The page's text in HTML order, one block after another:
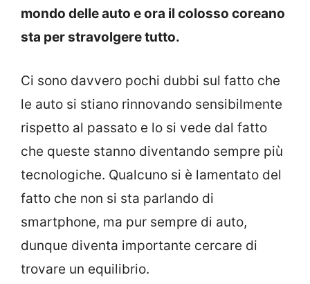
mondo delle auto e ora il colosso coreano
sta per stravolgere tutto.
Ci sono davvero pochi dubbi sul fatto che
le auto si stiano rinnovando sensibilmente
rispetto al passato e lo si vede dal fatto
che queste stanno diventando sempre più
tecnologiche. Qualcuno si è lamentato del
fatto che non si sta parlando di
smartphone, ma pur sempre di auto,
dunque diventa importante cercare di
trovare un equilibrio.